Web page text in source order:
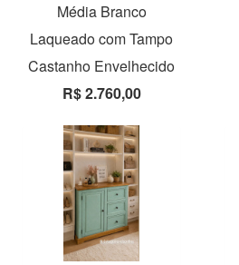
Média Branco
Laqueado com Tampo
Castanho Envelhecido
R$ 2.760,00